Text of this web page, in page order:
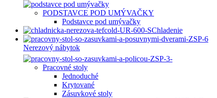
PODSTAVCE POD UMÝVAČKY
Podstavce pod umývačky
Chladenie
Nerezový nábytok
Pracovné stoly
Jednoduché
Krytované
Zásuvkové stoly